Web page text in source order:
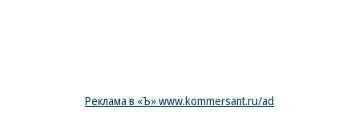
Реклама в «Ъ» www.kommersant.ru/ad